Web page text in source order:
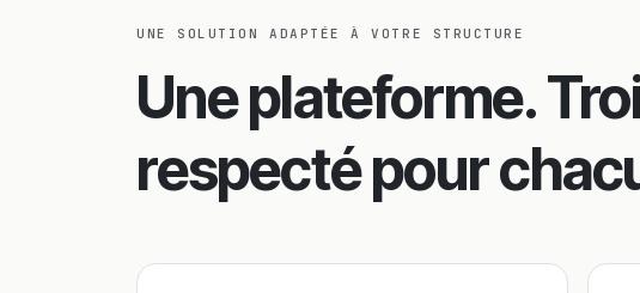
UNE SOLUTION ADAPTÉE À VOTRE STRUCTURE
Une plateforme.
respecté pour